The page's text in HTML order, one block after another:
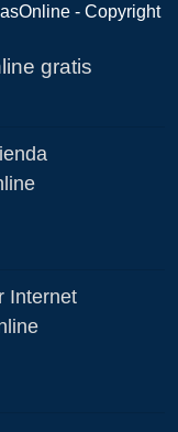
- Copyright
gratis
Internet